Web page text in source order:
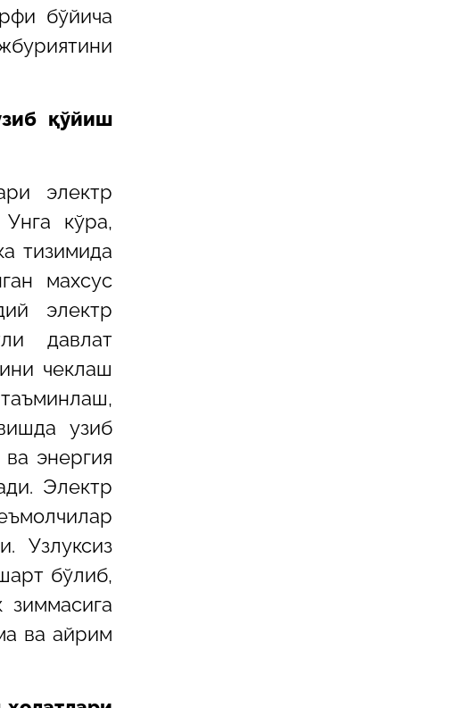
бўйича
қўйиш
электр
кўра,
тизимида
махсус
электр
давлат
чеклаш
узиб
энергия
Электр
Узлуксиз
бўлиб,
зиммасига
ва айрим